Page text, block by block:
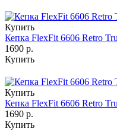
Купить
Кепка FlexFit 6606 Retro
1690 р.
Купить
Купить
Кепка FlexFit 6606 Retro
1690 р.
Купить